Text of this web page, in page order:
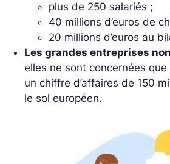
plus de 250 salariés ;
40 millions d’euros de
20 millions d’euros au
Les grandes entreprises
elles ne sont concernées
un chiffre d’affaires de 150
le sol européen.